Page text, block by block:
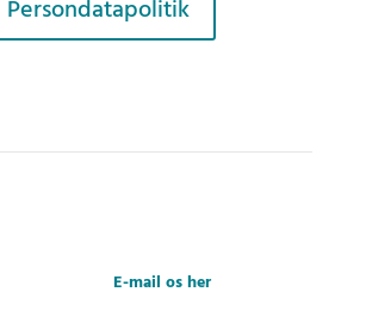
Persondatapolitik
E-mail os her